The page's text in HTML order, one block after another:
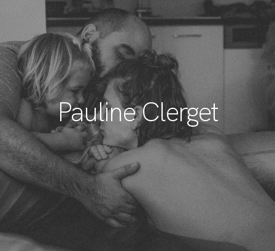
A PROPOS
ANNUAIRE
CHARTE
BLOG
CONTACT
Pauline Clerget